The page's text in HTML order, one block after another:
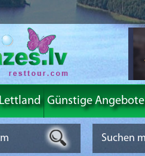
Günstige Angebote